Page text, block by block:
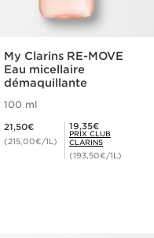
My Clarins RE-MOVE
Eau micellaire
démaquillante
100 ml
21,50€
(215,00€/1L)
Prix Club Clarins 19,35€
19,35€
PRIX CLUB
CLARINS
(193,50€/1L)